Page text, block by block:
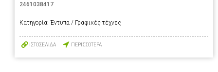
2461038417
Κατηγορία: Έντυπα / Γραφικές τέχνες
ΙΣΤΟΣΕΛΙΔΑ ΠΕΡΙΣΣΟΤΕΡΑ